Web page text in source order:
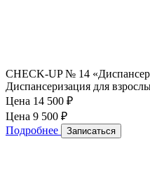
CHECK-UP № 14
Диспансеризация для
Цена 14 500 ₽
Цена 9 500 ₽
Подробнее
Записаться